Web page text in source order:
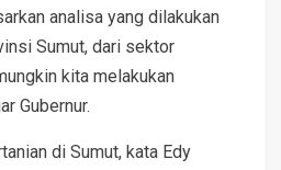
analisa yang dilakukan
Sumut, dari sektor
kita melakukan
Gubernur.
di Sumut, kata Edy